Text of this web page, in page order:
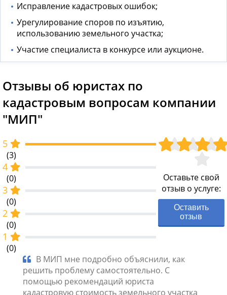
Исправление кадастровых ошибок;
Урегулирование споров по изъятию,
использованию земельного участка;
Участие специалиста в конкурсе или аукционе.
Отзывы об юристах по
кадастровым вопросам компании
"МИП"
5
(3)
4
(0)
3
(0)
2
(0)
1
(0)
Оставьте свой
отзыв о услуге:
Оставить
отзыв
В МИП мне подробно объяснили, как
решить проблему самостоятельно. С
помощью рекомендаций юриста
кадастровую стоимость земельного участка